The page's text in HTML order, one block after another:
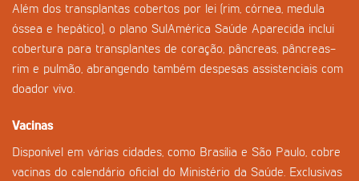
Além dos transplantas cobertos por lei (rim, córnea, medula
óssea e hepático), o plano SulAmérica Saúde Aparecida inclui
cobertura para transplantes de coração, pâncreas, pâncreas-
rim e pulmão, abrangendo também despesas assistenciais com
doador vivo.
Vacinas
Disponível em várias cidades, como Brasília e São Paulo, cobre
vacinas do calendário oficial do Ministério da Saúde. Exclusivas